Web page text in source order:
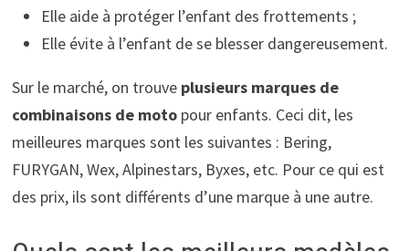
Elle aide à protéger l’enfant des frottements ;
Elle évite à l’enfant de se blesser dangereusement.
Sur le marché, on trouve plusieurs marques de
combinaisons de motopour enfants. Ceci dit, les
meilleures marques sont les suivantes : Bering,
FURYGAN, Wex, Alpinestars, Byxes, etc. Pour ce qui est
des prix, ils sont différents d’une marque à une autre.